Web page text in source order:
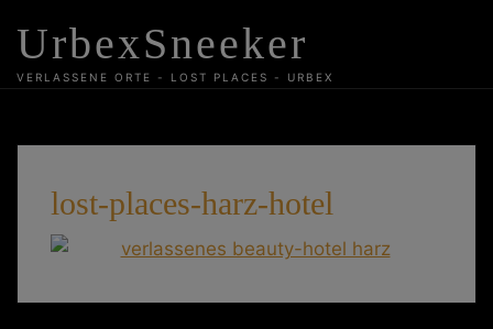
content
UrbexSneeker
VERLASSENE ORTE - LOST PLACES - URBEX
lost-places-harz-hotel